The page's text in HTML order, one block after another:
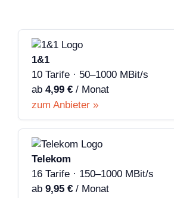
1&1
10 Tarife · 50–1000 MBit/s
ab 4,99 € / Monat
zum Anbieter »
Telekom
16 Tarife · 150–1000 MBit/s
ab 9,95 € / Monat